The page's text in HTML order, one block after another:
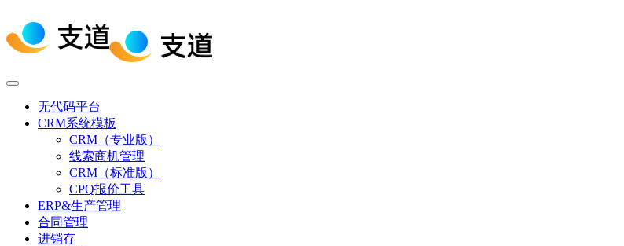
无代码平台
CRM系统模板
CRM（专业版）
线索商机管理
CRM（标准版）
CPQ报价工具
ERP&生产管理
合同管理
进销存